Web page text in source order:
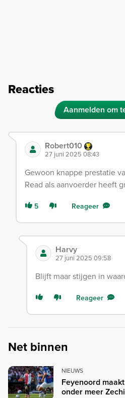
Reacties
Aanmelden om
Robert010
27 juni 2025 08:43
Gewoon knappe prestatie
Read als aanvoerder heeft
5 Reageer
Harvy
27 juni 2025 09:58
Blijft maar stijgen in
Reageer
Net binnen
NIEUWS
Feyenoord
onder meer